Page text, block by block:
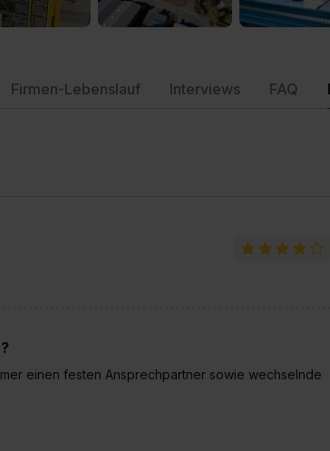
Firmen-Lebenslauf Interviews FAQ
einen festen Ansprechpartner sowie wechselnde